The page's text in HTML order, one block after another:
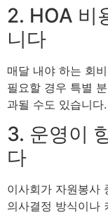
2. HOA 비
니다
매달 내야 하는 회
필요할 경우 특별
과될 수도 있습니다.
3. 운영이
다
이사회가 자원봉사
의사결정 방식이나